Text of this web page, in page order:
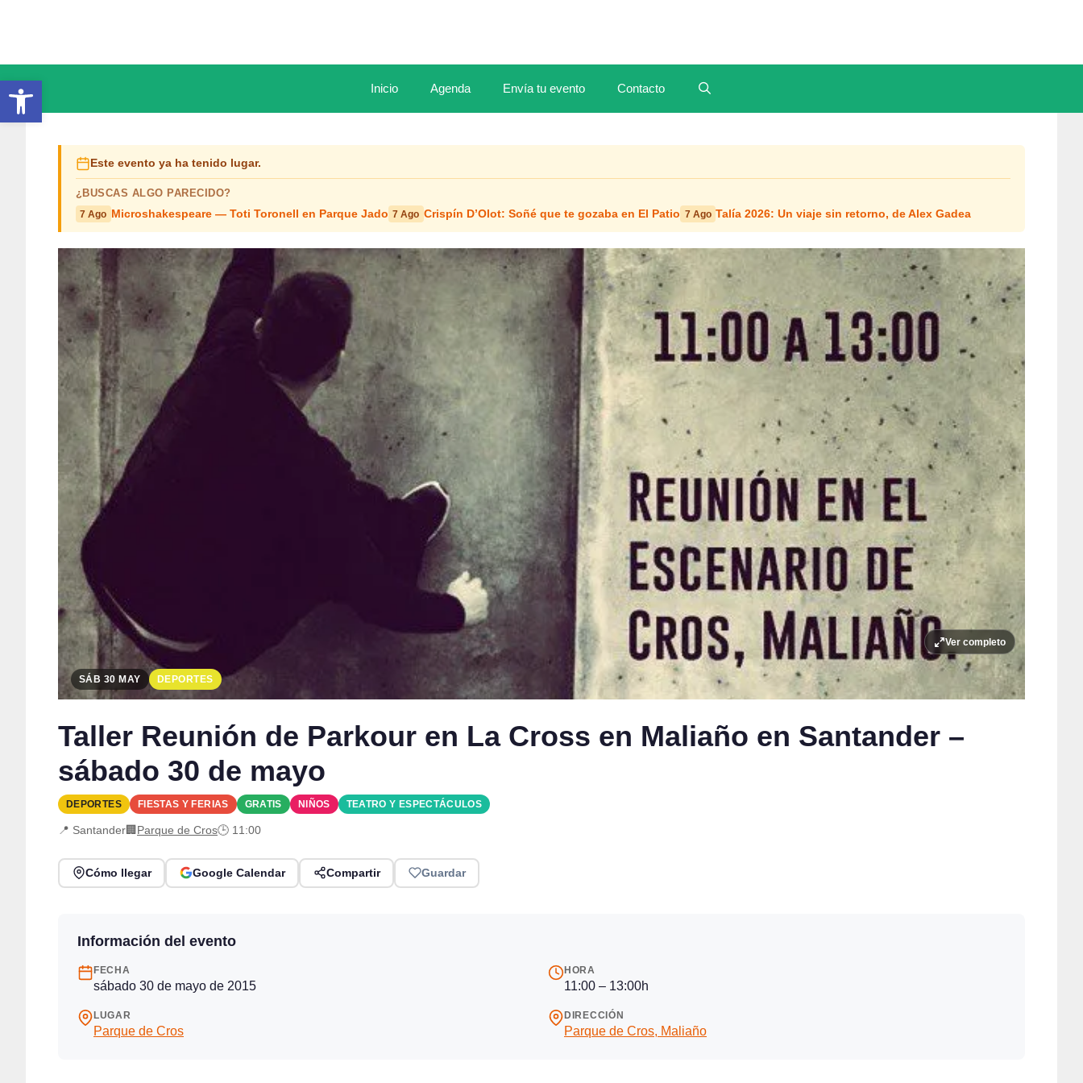
Abrir barra de herramientas Inicio Agenda Envía tu evento Contacto
Este evento ya ha tenido lugar.
¿BUSCAS ALGO PARECIDO?
7 Ago Microshakespeare — Toti Toronell en Parque Jado 7 Ago Crispín D’Olot: Soñé que te gozaba en El Patio 7 Ago Talía 2026: Un viaje sin retorno, de Alex Gadea
Ver completo
SÁB 30 MAY DEPORTES
Taller Reunión de Parkour en La Cross en Maliaño en Santander –
sábado 30 de mayo
DEPORTES FIESTAS Y FERIAS GRATIS NIÑOS TEATRO Y ESPECTÁCULOS
📍 Santander🏢 Parque de Cros🕒 11:00
Cómo llegar Google Calendar Compartir Guardar
Información del evento
FECHA
sábado 30 de mayo de 2015
HORA
11:00 – 13:00h
LUGAR
Parque de Cros
DIRECCIÓN
Parque de Cros, Maliaño